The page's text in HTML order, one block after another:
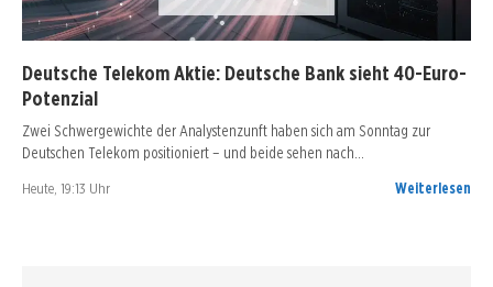
Deutsche Telekom Aktie: Deutsche Bank sieht 40-Euro-
Potenzial
Zwei Schwergewichte der Analystenzunft haben sich am Sonntag zur
Deutschen Telekom positioniert – und beide sehen nach…
Heute, 19:13 Uhr Weiterlesen